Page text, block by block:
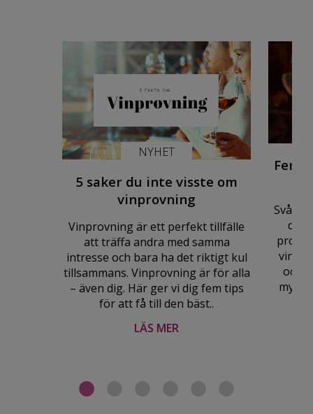
NYHET
5 saker du inte visste om
vinprovning
Vinprovning är ett perfekt tillfälle
att träffa andra med samma
intresse och bara ha det riktigt kul
tillsammans. Vinprovning är för alla
– även dig. Här ger vi dig fem tips
för att få till den bäst..
LÄS MER
Fem
Svårt
den